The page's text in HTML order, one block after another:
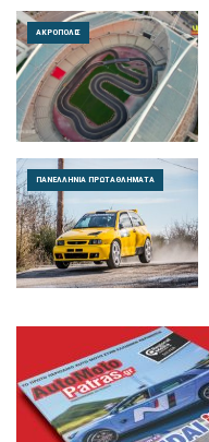
ΑΚΡΌΠΟΛΙΣ
ΠΑΝΕΛΛΉΝΙΑ ΠΡΩΤΑΘΛΉΜΑΤΑ